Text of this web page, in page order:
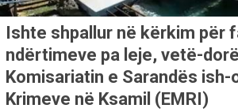
Ishte shpallur në kërkim për
ndërtimeve pa leje, vetë-
Komisariatin e Sarandës ish-
Krimeve në Ksamil (EMRI)